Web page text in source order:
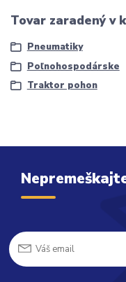
Tovar zaradený v
Pneumatiky
Poľnohospodárske
Traktor pohon